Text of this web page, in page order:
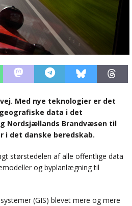
Med nye teknologier er det
data i det
Nordsjællands Brandvæsen til
det danske beredskab.
størstedelen af alle offentlige data
og byplanlægning til
(GIS) blevet mere og mere